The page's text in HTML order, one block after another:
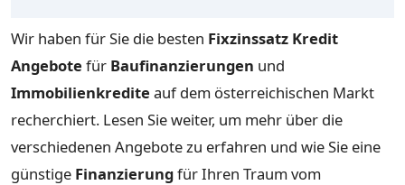
Wir haben für Sie die besten Fixzinssatz Kredit
Angebote für Baufinanzierungen und
Immobilienkredite auf dem österreichischen Markt
recherchiert. Lesen Sie weiter, um mehr über die
verschiedenen Angebote zu erfahren und wie Sie eine
günstige Finanzierungfür Ihren Traum vom